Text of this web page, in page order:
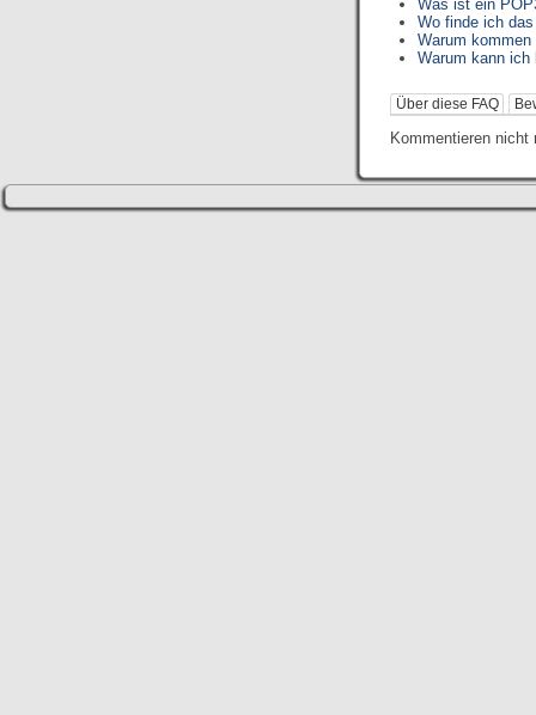
Was ist ein
Wo finde ich
Warum
Warum kann
Über diese FAQ
Kommentieren nicht